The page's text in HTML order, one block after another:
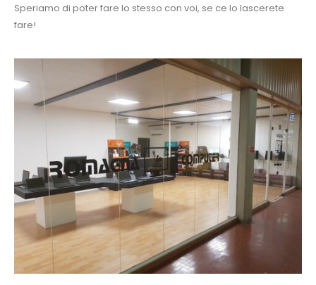
Speriamo di poter fare lo stesso con voi, se ce lo lascerete
fare!